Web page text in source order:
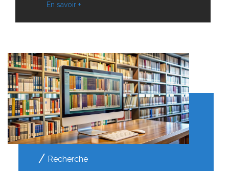
En savoir +
Recherche